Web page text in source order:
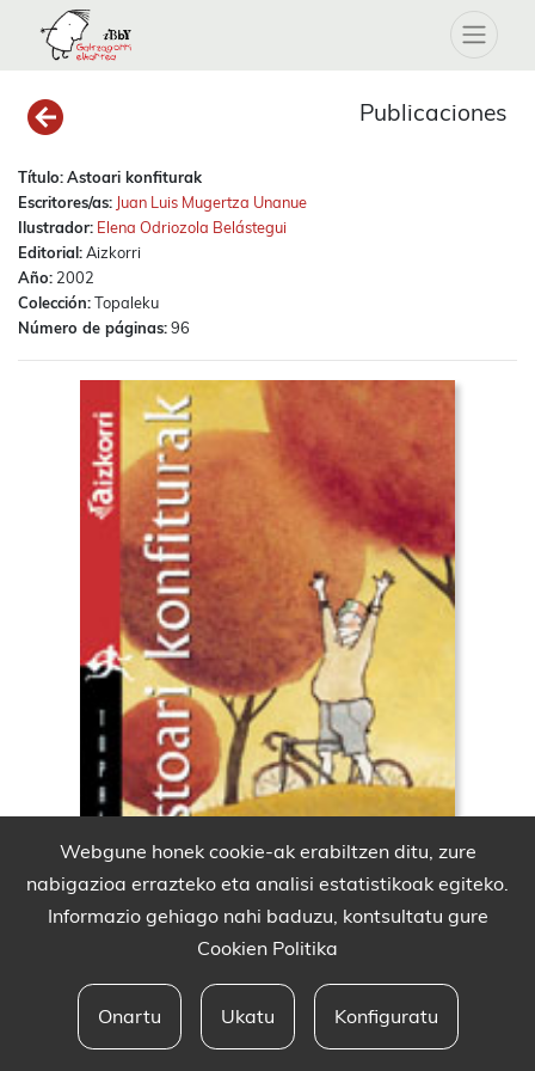
Publicaciones
Título:Astoari konfiturak
Escritores/as: Juan Luis Mugertza Unanue
Ilustrador: Elena Odriozola Belástegui
Editorial:Aizkorri
Año: 2002
Colección:Topaleku
Número de páginas:96
Webgune honek cookie-ak erabiltzen ditu, zure
nabigazioa errazteko eta analisi estatistikoak egiteko.
Informazio gehiago nahi baduzu, kontsultatu gure
Cookien Politika
Onartu Ukatu Konfiguratu